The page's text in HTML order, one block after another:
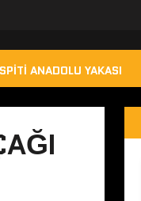
ANADOLU YAKASI